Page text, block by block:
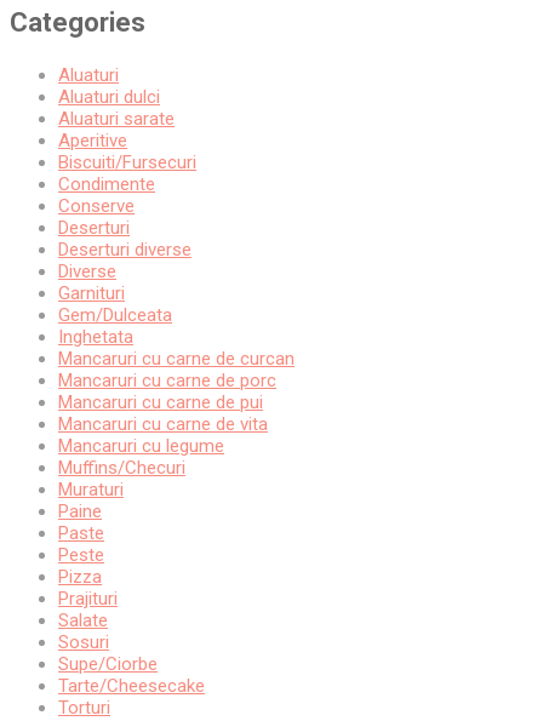
Categories
Aluaturi
Aluaturi dulci
Aluaturi sarate
Aperitive
Biscuiti/Fursecuri
Condimente
Conserve
Deserturi
Deserturi diverse
Diverse
Garnituri
Gem/Dulceata
Inghetata
Mancaruri cu carne de curcan
Mancaruri cu carne de porc
Mancaruri cu carne de pui
Mancaruri cu carne de vita
Mancaruri cu legume
Muffins/Checuri
Muraturi
Paine
Paste
Peste
Pizza
Prajituri
Salate
Sosuri
Supe/Ciorbe
Tarte/Cheesecake
Torturi